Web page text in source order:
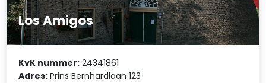
Los Amigos
KvK nummer: 24341861
Adres: Prins Bernhardlaan 123